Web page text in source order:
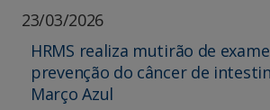
23/03/2026
HRMS realiza mutirão de
prevenção do câncer de
Março Azul